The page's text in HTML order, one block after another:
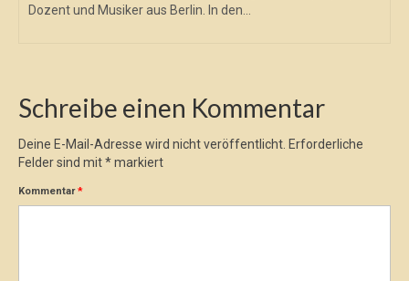
Dozent und Musiker aus Berlin. In den...
Schreibe einen Kommentar
Deine E-Mail-Adresse wird nicht veröffentlicht. Erforderliche
Felder sind mit*markiert
Kommentar*